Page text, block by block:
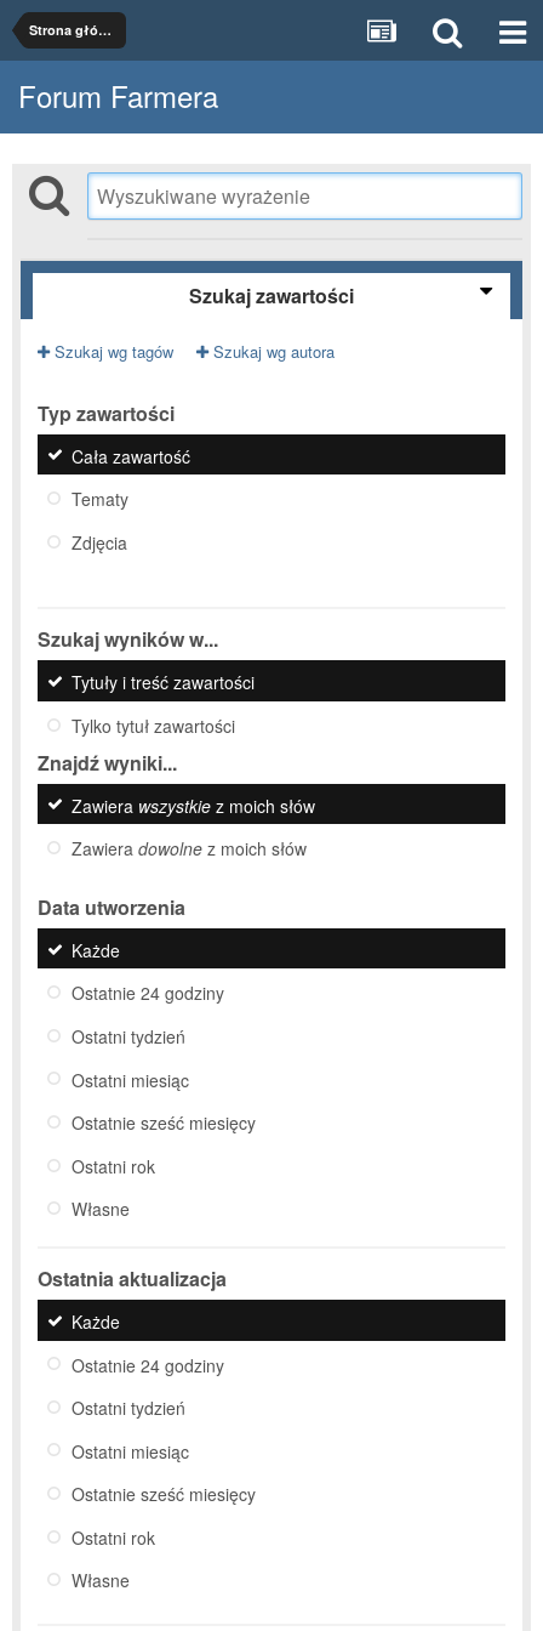
Strona główna
Forum Farmera
Szukaj zawartości
Szukaj wg tagów Szukaj wg autora
Typ zawartości
Cała zawartość
Tematy
Zdjęcia
Szukaj wyników w...
Tytuły i treść zawartości
Tylko tytuł zawartości
Znajdź wyniki...
Zawiera wszystkie z moich słów
Zawiera dowolne z moich słów
Data utworzenia
Każde
Ostatnie 24 godziny
Ostatni tydzień
Ostatni miesiąc
Ostatnie sześć miesięcy
Ostatni rok
Własne
Ostatnia aktualizacja
Każde
Ostatnie 24 godziny
Ostatni tydzień
Ostatni miesiąc
Ostatnie sześć miesięcy
Ostatni rok
Własne